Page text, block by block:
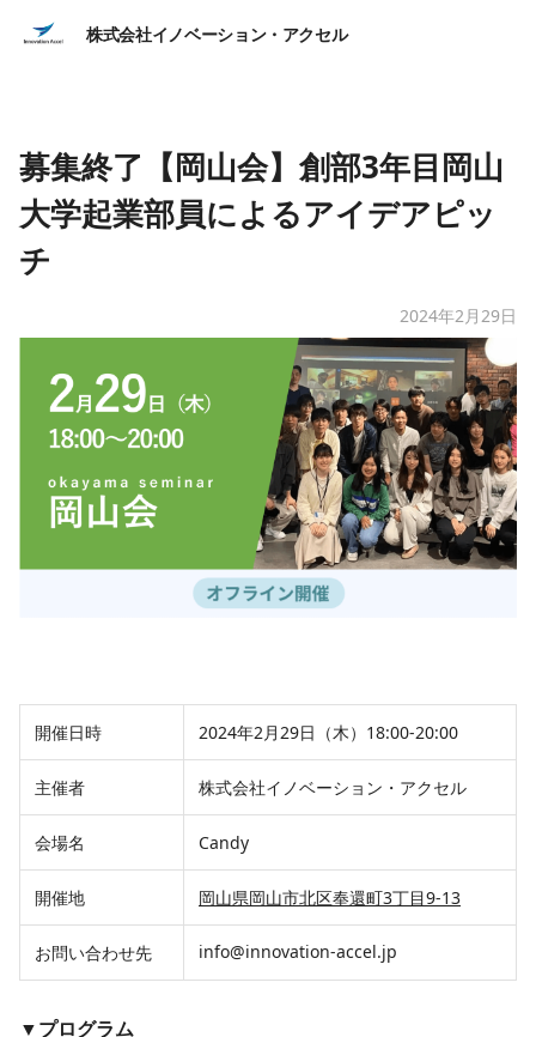
株式会社イノベーション・アクセル
募集終了【岡山会】創部3年目岡山
大学起業部員によるアイデアピッ
チ
2024年2月29日
開催日時 2024年2月29日（木）18:00-20:00
主催者 株式会社イノベーション・アクセル
会場名 Candy
開催地 岡山県岡山市北区奉還町3丁目9-13
お問い合わせ先 info@innovation-accel.jp
▼プログラム